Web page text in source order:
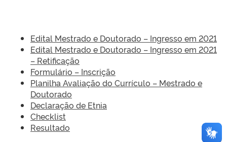
Edital Mestrado e Doutorado – Ingresso em 2021
Edital Mestrado e Doutorado – Ingresso em 2021
– Retificação
Formulário – Inscrição
Planilha Avaliação do Currículo – Mestrado e
Doutorado
Declaração de Etnia
Checklist
Resultado